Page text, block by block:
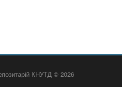
КНУТД © 2026